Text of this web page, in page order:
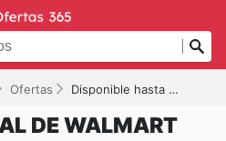
Ofertas Disponible hasta el 21/07/2026
DE WALMART